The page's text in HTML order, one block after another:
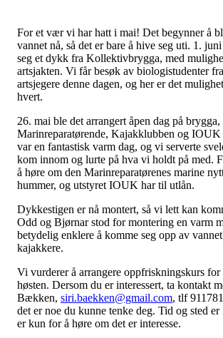
For et vær vi har hatt i mai! Det begynner å
vannet nå, så det er bare å hive seg uti. 1.
seg et dykk fra Kollektivbrygga, med
artsjakten. Vi får besøk av biologistudenter
artsjegere denne dagen, og her er det
hvert.
26. mai ble det arrangert åpen dag på
Marinreparatørende, Kajakklubben og IOUK
var en fantastisk varm dag, og vi serverte
kom innom og lurte på hva vi holdt på med.
å høre om den Marinreparatørenes marine
hummer, og utstyret IOUK har til utlån.
Dykkestigen er nå montert, så vi lett kan
Odd og Bjørnar stod for montering en varm
betydelig enklere å komme seg opp av
kajakkere.
Vi vurderer å arrangere oppfriskningskurs
høsten. Dersom du er interessert, ta kontakt
Bækken, siri.baekken@gmail.com, tlf
det er noe du kunne tenke deg. Tid og sted
er kun for å høre om det er interesse.